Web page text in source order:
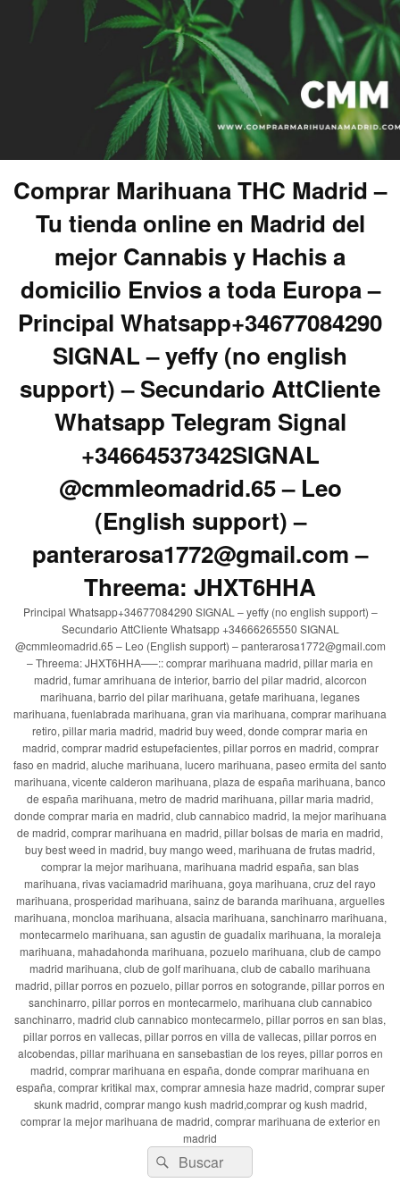
Comprar Marihuana THC Madrid –
Tu tienda online en Madrid del
mejor Cannabis y Hachis a
domicilio Envios a toda Europa –
Principal Whatsapp+34677084290
SIGNAL – yeffy (no english
support) – Secundario AttCliente
Whatsapp Telegram Signal
+34664537342SIGNAL
@cmmleomadrid.65 – Leo
(English support) –
panterarosa1772@gmail.com –
Threema: JHXT6HHA
Principal Whatsapp+34677084290 SIGNAL – yeffy (no english support) –
Secundario AttCliente Whatsapp +34666265550 SIGNAL
@cmmleomadrid.65 – Leo (English support) – panterarosa1772@gmail.com
– Threema: JHXT6HHA—–:: comprar marihuana madrid, pillar maria en
madrid, fumar amrihuana de interior, barrio del pilar madrid, alcorcon
marihuana, barrio del pilar marihuana, getafe marihuana, leganes
marihuana, fuenlabrada marihuana, gran via marihuana, comprar marihuana
retiro, pillar maria madrid, madrid buy weed, donde comprar maria en
madrid, comprar madrid estupefacientes, pillar porros en madrid, comprar
faso en madrid, aluche marihuana, lucero marihuana, paseo ermita del santo
marihuana, vicente calderon marihuana, plaza de españa marihuana, banco
de españa marihuana, metro de madrid marihuana, pillar maria madrid,
donde comprar maria en madrid, club cannabico madrid, la mejor marihuana
de madrid, comprar marihuana en madrid, pillar bolsas de maria en madrid,
buy best weed in madrid, buy mango weed, marihuana de frutas madrid,
comprar la mejor marihuana, marihuana madrid españa, san blas
marihuana, rivas vaciamadrid marihuana, goya marihuana, cruz del rayo
marihuana, prosperidad marihuana, sainz de baranda marihuana, arguelles
marihuana, moncloa marihuana, alsacia marihuana, sanchinarro marihuana,
montecarmelo marihuana, san agustin de guadalix marihuana, la moraleja
marihuana, mahadahonda marihuana, pozuelo marihuana, club de campo
madrid marihuana, club de golf marihuana, club de caballo marihuana
madrid, pillar porros en pozuelo, pillar porros en sotogrande, pillar porros en
sanchinarro, pillar porros en montecarmelo, marihuana club cannabico
sanchinarro, madrid club cannabico montecarmelo, pillar porros en san blas,
pillar porros en vallecas, pillar porros en villa de vallecas, pillar porros en
alcobendas, pillar marihuana en sansebastian de los reyes, pillar porros en
madrid, comprar marihuana en españa, donde comprar marihuana en
españa, comprar kritikal max, comprar amnesia haze madrid, comprar super
skunk madrid, comprar mango kush madrid,comprar og kush madrid,
comprar la mejor marihuana de madrid, comprar marihuana de exterior en
madrid
Buscar
por:
Buscar